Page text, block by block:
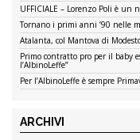
UFFICIALE – Lorenzo Poli è un
Tornano i primi anni ’90 nelle
Atalanta, col Mantova di
Primo contratto pro per il baby
l’AlbinoLeffe”
Per l’AlbinoLeffe è sempre
ARCHIVI